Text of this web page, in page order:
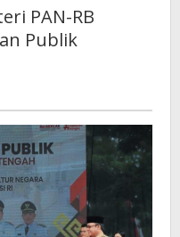
PAN-
RB
Publik
Lampung
Tengah
PAN-RB
Publik